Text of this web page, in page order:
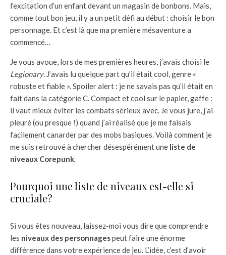
l’excitation d’un enfant devant un magasin de bonbons. Mais,
comme tout bon jeu, il y a un petit défi au début : choisir le bon
personnage. Et c’est là que ma première mésaventure a
commencé…
Je vous avoue, lors de mes premières heures, j’avais choisi le
Legionary. J’avais lu quelque part qu’il était cool, genre «
robuste et fiable ». Spoiler alert : je ne savais pas qu’il était en
fait dans la catégorie C. Compact et cool sur le papier, gaffe :
il vaut mieux éviter les combats sérieux avec. Je vous jure, j’ai
pleuré (ou presque !) quand j’ai réalisé que je me faisais
facilement canarder par des mobs basiques. Voilà comment je
me suis retrouvé à chercher désespérément une liste de
niveaux Corepunk.
Pourquoi une liste de niveaux est-elle si
cruciale?
Si vous êtes nouveau, laissez-moi vous dire que comprendre
les niveaux des personnagespeut faire une énorme
différence dans votre expérience de jeu. L’idée, c’est d’avoir